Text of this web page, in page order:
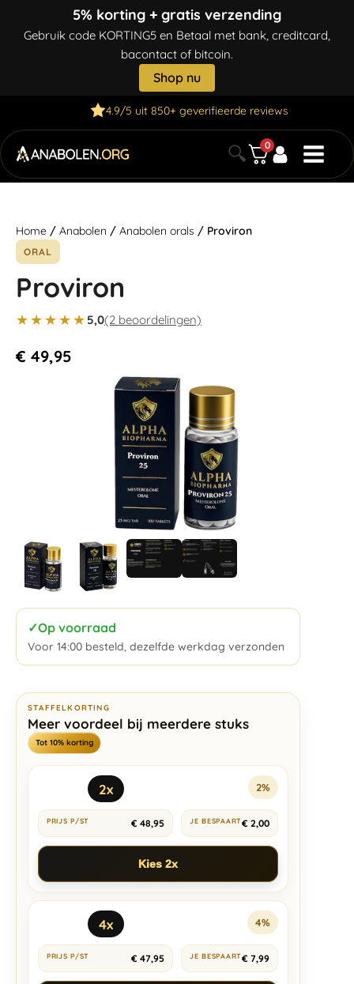
5% korting + gratis verzending
Gebruik code KORTING5 en Betaal met bank, creditcard,
bacontact of bitcoin.
Shop nu
4.9/5 uit 850+ geverifieerde reviews
🔍 0
Home / Anabolen / Anabolen orals / Proviron
ORAL
Proviron
★★★★★ 5,0(2 beoordelingen)
€ 49,95
✓Op voorraad
Voor 14:00 besteld, dezelfde werkdag verzonden
STAFFELKORTING
Meer voordeel bij meerdere stuks
Tot 10% korting
2x 2%
€ 48,95 € 2,00
Kies 2x
4x 4%
€ 47,95 € 7,99